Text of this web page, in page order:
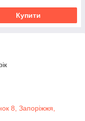
Купити
8, Запоріжжя,